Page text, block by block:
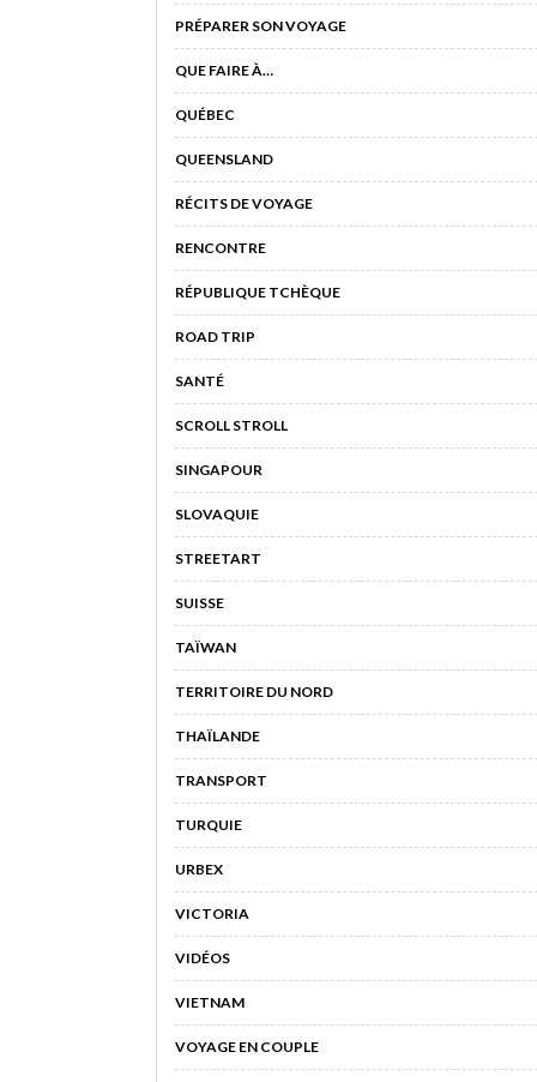
PRÉPARER SON VOYAGE
QUE FAIRE À…
QUÉBEC
QUEENSLAND
RÉCITS DE VOYAGE
RENCONTRE
RÉPUBLIQUE TCHÈQUE
ROAD TRIP
SANTÉ
SCROLL STROLL
SINGAPOUR
SLOVAQUIE
STREETART
SUISSE
TAÏWAN
TERRITOIRE DU NORD
THAÏLANDE
TRANSPORT
TURQUIE
URBEX
VICTORIA
VIDÉOS
VIETNAM
VOYAGE EN COUPLE